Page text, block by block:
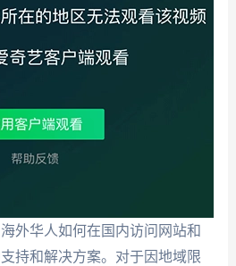
外华人如何在国内访问网站和
持和解决方案。对于因地域限